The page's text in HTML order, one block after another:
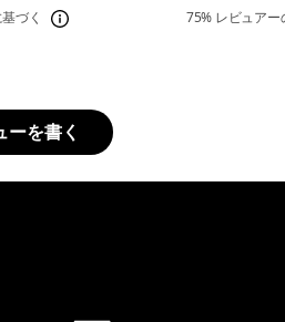
づく 75% レビュアー
ーを書く